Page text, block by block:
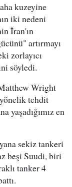
kuzeyine
iki nedeni
İran'ın
artırmayı
zorlayıcı
söyledi.
Wright
tehdit
yaşadığımız en
sekiz tankeri
beşi Suudi, biri
tanker 4